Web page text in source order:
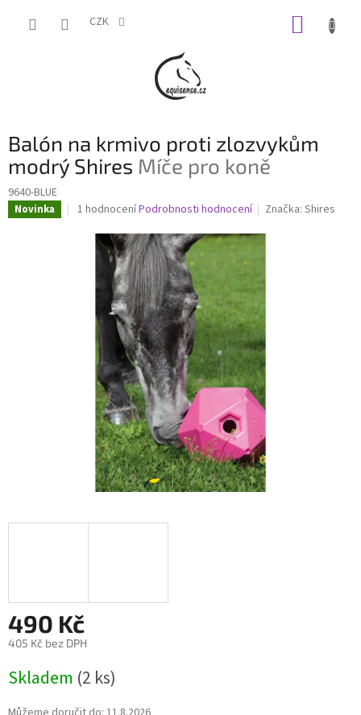
CZK
Balón na krmivo proti zlozvykům
modrý Shires Míče pro koně
9640-BLUE
Novinka
Průměrné
produktu
hvězdiček.
1 hodnoceníPodrobnosti hodnocení Značka:Shires
490 Kč
405 Kč bez DPH
cena:
Skladem (2 ks)